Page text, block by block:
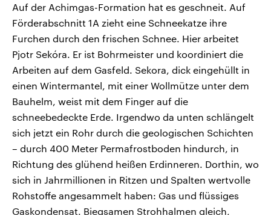
Auf der Achimgas-Formation hat es geschneit. Auf
Förderabschnitt 1A zieht eine Schneekatze ihre
Furchen durch den frischen Schnee. Hier arbeitet
Pjotr Sekóra. Er ist Bohrmeister und koordiniert die
Arbeiten auf dem Gasfeld. Sekora, dick eingehüllt in
einen Wintermantel, mit einer Wollmütze unter dem
Bauhelm, weist mit dem Finger auf die
schneebedeckte Erde. Irgendwo da unten schlängelt
sich jetzt ein Rohr durch die geologischen Schichten
– durch 400 Meter Permafrostboden hindurch, in
Richtung des glühend heißen Erdinneren. Dorthin, wo
sich in Jahrmillionen in Ritzen und Spalten wertvolle
Rohstoffe angesammelt haben: Gas und flüssiges
Gaskondensat. Biegsamen Strohhalmen gleich,